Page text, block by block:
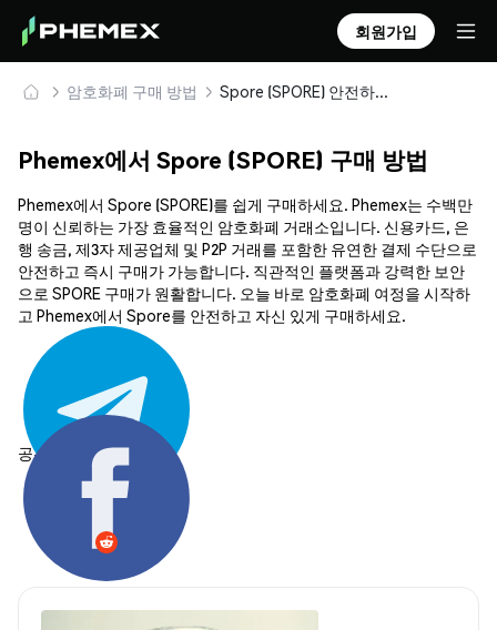
회원가입
암호화폐 구매 방법 Spore (SPORE) 안전하게 구매 및 보관
Phemex에서 Spore (SPORE) 구매 방법
Phemex에서 Spore (SPORE)를 쉽게 구매하세요. Phemex는 수백만
명이 신뢰하는 가장 효율적인 암호화폐 거래소입니다. 신용카드, 은
행 송금, 제3자 제공업체 및 P2P 거래를 포함한 유연한 결제 수단으로
안전하고 즉시 구매가 가능합니다. 직관적인 플랫폼과 강력한 보안
으로 SPORE 구매가 원활합니다. 오늘 바로 암호화폐 여정을 시작하
고 Phemex에서 Spore를 안전하고 자신 있게 구매하세요.
공유하기: